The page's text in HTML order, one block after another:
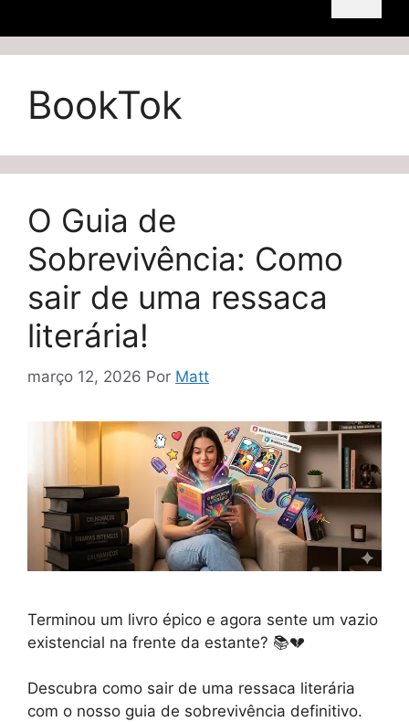
BookTok
O Guia de
Sobrevivência: Como
sair de uma ressaca
literária!
março 12, 2026 Por Matt
Terminou um livro épico e agora sente um vazio
existencial na frente da estante? 📚💔
Descubra como sair de uma ressaca literária
com o nosso guia de sobrevivência definitivo.